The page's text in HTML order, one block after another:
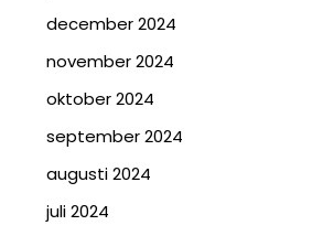
december 2024
november 2024
oktober 2024
september 2024
augusti 2024
juli 2024